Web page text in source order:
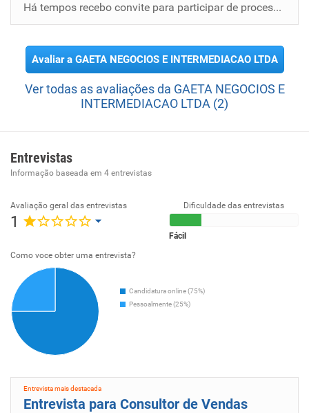
Há tempos recebo convite para participar de processos seletivos desta empresa sendo que eu se quer inseri filtros buscan...
Avaliar a GAETA NEGOCIOS E INTERMEDIACAO LTDA
Ver todas as avaliações da GAETA NEGOCIOS E
INTERMEDIACAO LTDA (2)
Entrevistas
Informação baseada em 4 entrevistas
Avaliação geral das entrevistas
1
Dificuldade das entrevistas
Fácil
Como voce obter uma entrevista?
Candidatura online (75%)
Pessoalmente (25%)
Entrevista mais destacada
Entrevista para Consultor de Vendas